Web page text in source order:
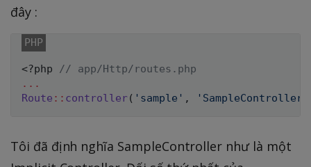
đây :
<?php
// app/Http/routes.php
...
Route :: controller( 'sample' , 'SampleController'
Tôi đã định nghĩa SampleController như là một